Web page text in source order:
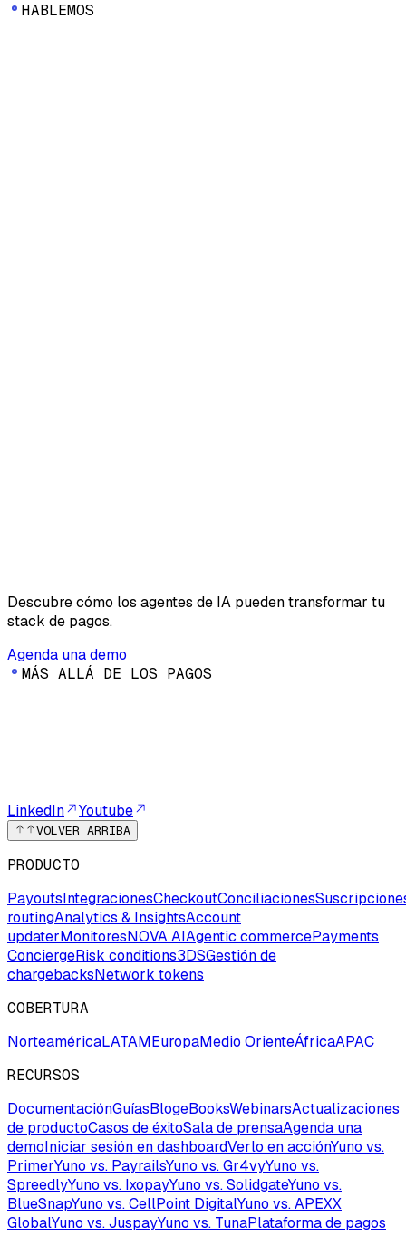
HABLEMOS
Descubre cómo los agentes de IA pueden transformar tu
stack de pagos.
Agenda una demo
MÁS ALLÁ DE LOS PAGOS
LinkedIn Youtube
VOLVER ARRIBA
PRODUCTO
PayoutsIntegracionesCheckoutConciliaciones
routingAnalytics & InsightsAccount
updaterMonitoresNOVA AIAgentic commercePayments
ConciergeRisk conditions3DSGestión de
chargebacksNetwork tokens
COBERTURA
NorteaméricaLATAMEuropaMedio OrienteÁfricaAPAC
RECURSOS
DocumentaciónGuíasBlogeBooksWebinarsActualizaciones
de productoCasos de éxitoSala de prensaAgenda una
demoIniciar sesión en dashboardVerlo en acciónYuno vs.
PrimerYuno vs. PayrailsYuno vs. Gr4vyYuno vs.
SpreedlyYuno vs. IxopayYuno vs. SolidgateYuno vs.
BlueSnapYuno vs. CellPoint DigitalYuno vs. APEXX
GlobalYuno vs. JuspayYuno vs. TunaPlataforma de pagos